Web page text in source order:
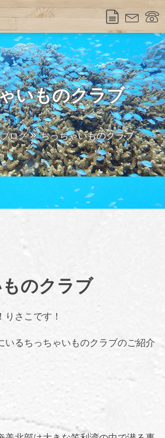
いものクラブ
ブログ ちっちゃいものクラブ
のクラブ
さこです！
いるちっちゃいものクラブのご紹介